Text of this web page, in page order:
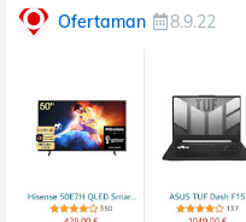
Ofertaman 8.9.22